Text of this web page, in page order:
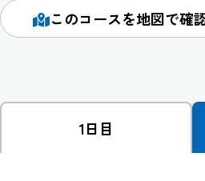
このコースを地図で確
1日目